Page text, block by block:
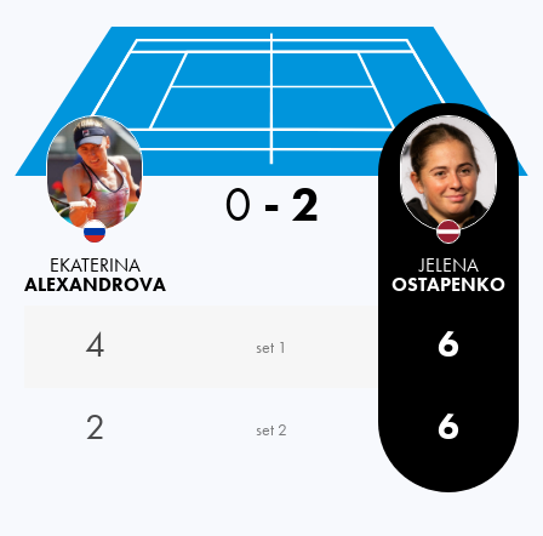
Russia
EKATERINA
ALEXANDROVA
0 - 2
JELENA
OSTAPENKO
4 set 1
6
2
set 2 6